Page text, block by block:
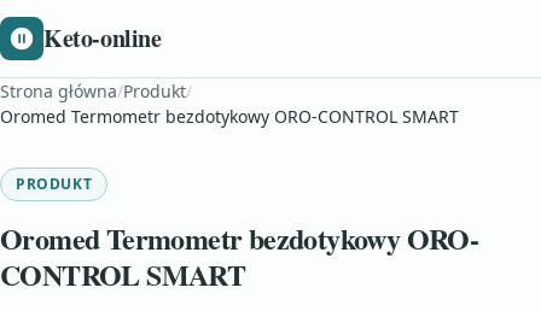
Keto-online
Strona główna/Produkt/
Oromed Termometr bezdotykowy ORO-CONTROL SMART
PRODUKT
Oromed Termometr bezdotykowy ORO-
CONTROL SMART